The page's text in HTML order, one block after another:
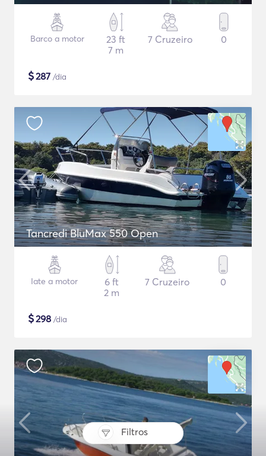
Filtros
Barco a motor
23 ft
7 m
7 Cruzeiro 0
$287 /dia
Tancredi BluMax 550 Open
Iate a motor
6 ft
2 m
7 Cruzeiro 0
$298 /dia